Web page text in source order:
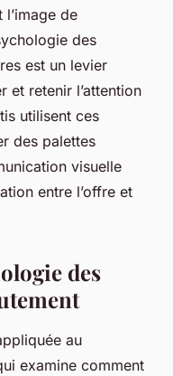
l’image de
des
est un levier
et retenir l’attention
utilisent ces
des palettes
visuelle
entre l’offre et
des
au
examine comment